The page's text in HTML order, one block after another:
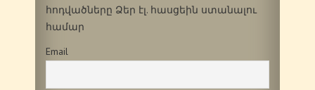
հոդվածները Ձեր էլ. հասցեին ստանալու
համար
Email